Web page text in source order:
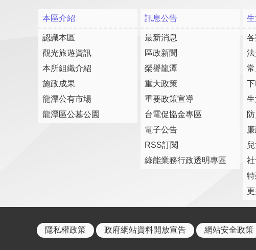
本區介紹
認識本區
觀光旅遊資訊
本所組織介紹
施政成果
龍潭公有市場
龍潭區公墓公園
訊息公告
最新消息
區政新聞
榮譽龍潭
重大政策
重要政策宣導
台電促協金專區
電子公告
RSS訂閱
綠能業務行政透明專區
更
隱私權政策 政府網站資料開放宣告 網站安全政策